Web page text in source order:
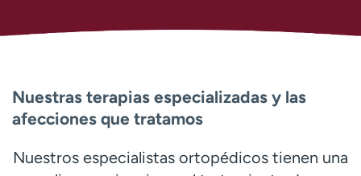
Nuestras terapias especializadas y las
afecciones que tratamos
Nuestros especialistas ortopédicos tienen una